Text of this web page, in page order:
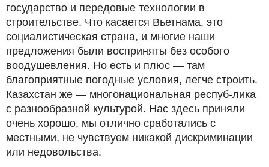
государство и передовые технологии в
строительстве. Что касается Вьетнама, это
социалистическая страна, и многие наши
предложения были восприняты без особого
воодушевления. Но есть и плюс — там
благоприятные погодные условия, легче строить.
Казахстан же — многонациональная респуб-лика
с разнообразной культурой. Нас здесь приняли
очень хорошо, мы отлично сработались с
местными, не чувствуем никакой дискриминации
или недовольства.